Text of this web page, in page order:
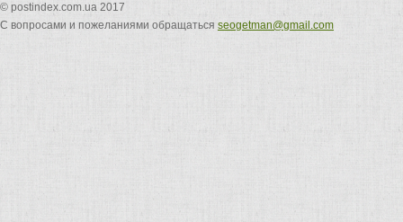
© postindex.com.ua 2017
С вопросами и пожеланиями обращаться seogetman@gmail.com